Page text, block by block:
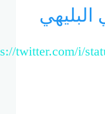
البليهي
twitter.com/i/